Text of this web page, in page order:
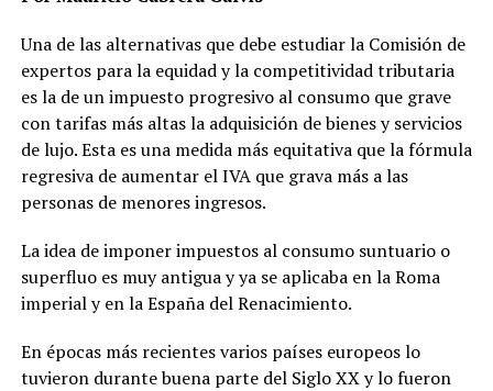
Una de las alternativas que debe estudiar la Comisión de
expertos para la equidad y la competitividad tributaria
es la de un impuesto progresivo al consumo que grave
con tarifas más altas la adquisición de bienes y servicios
de lujo. Esta es una medida más equitativa que la fórmula
regresiva de aumentar el IVA que grava más a las
personas de menores ingresos.
La idea de imponer impuestos al consumo suntuario o
superfluo es muy antigua y ya se aplicaba en la Roma
imperial y en la España del Renacimiento.
En épocas más recientes varios países europeos lo
tuvieron durante buena parte del Siglo XX y lo fueron